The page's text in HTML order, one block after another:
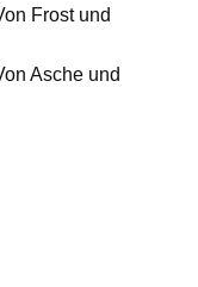
Frost und
Asche und